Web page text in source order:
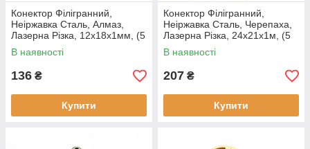
Конектор Філігранний,
Неіржавка Сталь, Алмаз,
Лазерна Різка, 12х18х1мм, (5
шт)
В наявності
136 ₴
Купити
Конектор Філігранний,
Неіржавка Сталь, Черепаха,
Лазерна Різка, 24х21х1м, (5
шт)
В наявності
207 ₴
Купити